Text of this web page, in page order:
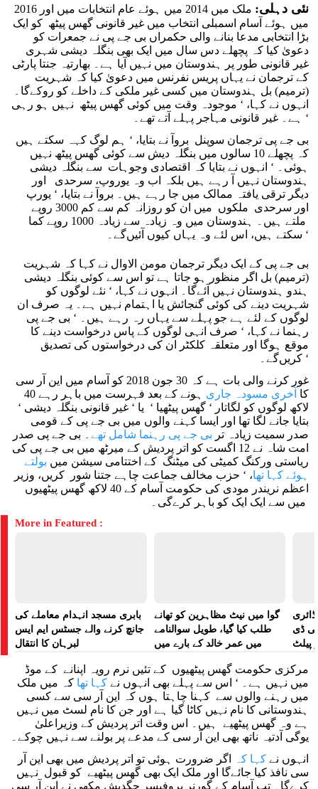
نئی دہلی:
ملک میں 2014 میں ہوئے عام انتخابات میں اور 2016
میں ہوئے آسام اسمبلی انتخاب میں غیر قانونی گھس پیٹھ کو ایک
بڑا انتخابی مدعا بنانے والی حکمراں بی جے پی نے جمعرات کو
دعویٰ کیا کہ پچھلے دس سال میں ایک بھی بنگلہ دیشی شہری
غیر قانونی طور پر ہندوستان میں نہیں آیا ہے۔ بھارتیہ جنتا پارٹی
کے ترجمان نے یہاں پریس نفرنس میں دعویٰ کیا کہ شہریت
(ترمیم) بل ہندوستان میں کسی غیر ملکی کے داخلے کو روکے‌گا۔
انہوں نے کہا، ‘ موجودہ وقت میں کوئی گھس پیٹھ نہیں ہو رہی
ہے۔ غیر قانونی مہاجر پہلے آتے تھے۔ ‘
بی جے پی ترجمان سوپنل بروآ نے بتایا، ‘ ہم لوگ کہہ سکتے ہیں
کہ پچھلے 10 سالوں میں بنگلہ دیش سے کوئی گھس پیٹھ نہیں
ہوئی۔ ‘ انہوں نے بتایا کہ اقتصادی وجوہات سے بنگلہ دیشی
ہندوستان نہیں آ رہے ہیں بلکہ اب وہ یوروپ، سرحدی اور
دیگر ترقی یافتہ ممالک میں جا رہے ہیں۔ بروآ نے بتایا، ‘ یورپ
اور سرحدی ملکوں میں ان کو روزانہ کم سے کم 3000 روپے
ملتے ہیں۔ ہندوستان میں وہ زیادہ سے زیادہ 1000 روپے کما
سکتے ہیں، اس لئے وہ یہاں کیوں آئیں‌گے۔ ‘
بی جے پی کے ایک دیگر ترجمان مومن الاوال نے کہا کہ شہریت
(ترمیم) بل اگر منظور ہو جاتا ہے تو اس سے کوئی بنگلہ دیشی
ہندو ہندوستان نہیں آئے‌گا۔ انہوں نے کہا، ‘ نئے لوگوں کو
شہریت دینے کی کوئی گنجائش یا اہتمام نہیں ہے۔ یہ صرف ان
لوگوں کے لئے ہے جو پہلے سے یہاں رہ رہے ہیں۔ ‘ بی جے پی
رہنما نے کہا، ‘ صرف انہی لوگوں کے پاس درخواست دینے کا
موقع ہوگا اور متعلقہ کلکٹر ان کی درخواستوں کی تصدیق
کریں‌گے۔ ‘
غور کرنے والی بات ہے کہ 30 جون 2018 کو آسام میں این آر سی
کا آخری مسودہ جاری
ہونے کے بعد فہرست میں باہر رہے 40
لاکھ لوگوں کو لگاتار ‘ گھس پیٹھیا ‘ یا ‘ غیر قانونی بنگلہ دیشی ‘
بتایا جانے لگا تھا اور ایسا کہنے والوں میں بی جے پی کے قومی
صدر سمیت زیادہ تر بی جے پی رہنما شامل تھے ۔ بی جے پی صدر
امت شاہ نے 12 اگست کو اتر پردیش کے میرٹھ میں بی جے پی کی
ریاستی ورکنگ کمیٹی کی میٹنگ کے اختتامی سیشن میں بولتے
ہوئے کہا تھا، ‘ حزب مخالف جماعت چاہے جتنا شور کریں، وزیر
اعظم نریندر مودی کی حکومت آسام کے 40 لاکھ گھس پیٹھیوں
میں سے ایک ایک کو باہر کرے‌گی۔
More in Featured :
بابری مسجد انہدام معاملے کی
جانچ کرنے والے جسٹس ایم ایس
لبرہان کا انتقال
گوا میں نیٹ مظاہرین کو تھانے
طلب کیا گیا، طویل سوالنامے
میں عمر خالد کے بارے میں
ڈی
پیلٹ
تھی
میں نہیں ہے۔ ‘ اس سے پہلے بھی انہوں نےکہا تھاکہ میں ملک
میں رہنے والوں سے کہنا چاہتا ہوں کہ این آر سی سے کسی
ہندوستانی کا نام نہیں کاٹا گیا ہے اور جن کا نام لسٹ میں نہیں
ہے وہ گھس پیٹھیے ہیں۔ اس وقت اتر پردیش کے وزیراعلیٰ
یوگی آدتیہ ناتھ بھی این آر سی کے مدعے پر بولنے سے نہیں چوکے۔
انہوں نےکہا کہ
اگر ضرورت ہوئی تو اتر پردیش میں بھی این آر
سی نافذ کیا جائے‌گا اور ملک ایک بھی گھس پیٹھیے کو قبول نہیں
کرے‌گا۔ تب آسام کے گورنر پروفیسر جگدیش مکھی نے این آر سی